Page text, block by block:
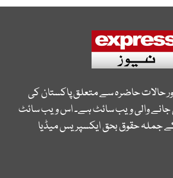
حالات حاضرہ سے متعلق پاکستان کی
والی ویب سائٹ ہے۔ اس ویب سائٹ
کے جملہ حقوق بحق ایکسپریس میڈیا